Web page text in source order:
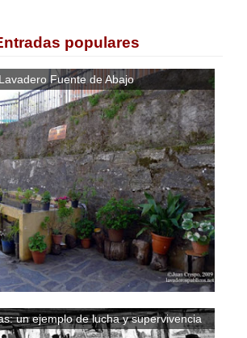
populares
Lavadero Fuente de Abajo
un ejemplo de lucha y supervivencia